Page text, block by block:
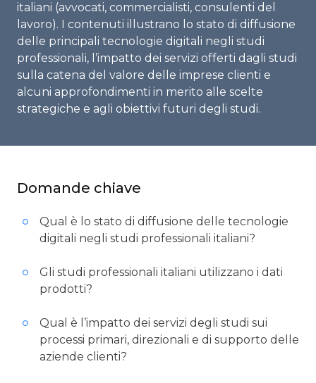
italiani (avvocati, commercialisti, consulenti del
lavoro). I contenuti illustrano lo stato di diffusione
delle principali tecnologie digitali negli studi
professionali, l’impatto dei servizi offerti dagli studi
sulla catena del valore delle imprese clienti e
alcuni approfondimenti in merito alle scelte
strategiche e agli obiettivi futuri degli studi.
Domande chiave
Qual è lo stato di diffusione delle tecnologie
digitali negli studi professionali italiani?
Gli studi professionali italiani utilizzano i dati
prodotti?
Qual è l’impatto dei servizi degli studi sui
processi primari, direzionali e di supporto delle
aziende clienti?